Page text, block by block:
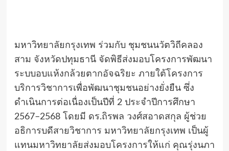
มหาวิทยาลัยกรุงเทพ ร่วมกับ ชุมชนนวัตวิถีคลอง
สาม จังหวัดปทุมธานี จัดพิธีส่งมอบโครงการพัฒนา
ระบบอบแห้งกล้วยตากอัจฉริยะ ภายใต้โครงการ
บริการวิชาการเพื่อพัฒนาชุมชนอย่างยั่งยืน ซึ่ง
ดำเนินการต่อเนื่องเป็นปีที่ 2 ประจำปีการศึกษา
2567–2568 โดยมี ดร.ถิรพล วงศ์สอาดสกุล ผู้ช่วย
อธิการบดีสายวิชาการ มหาวิทยาลัยกรุงเทพ เป็นผู้
แทนมหาวิทยาลัยส่งมอบโครงการให้แก่ คุณรุ่งนภา